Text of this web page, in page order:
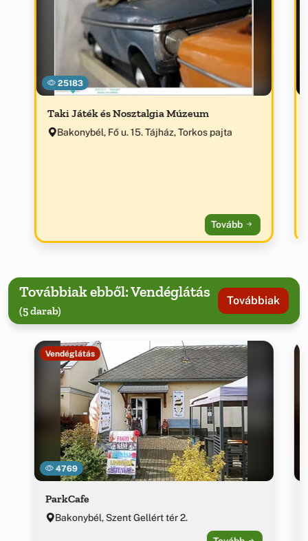
25183
Taki Játék és Nosztalgia Múzeum
Bakonybél, Fő u. 15. Tájház, Torkos pajta
Tovább
Továbbiak ebből: Vendéglátás
(5 darab)
Továbbiak
4769
Vendéglátás
ParkCafe
Bakonybél, Szent Gellért tér 2.